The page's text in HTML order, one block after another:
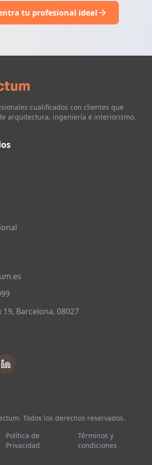
tu profesional ideal
cualificados con clientes que
arquitectura, ingeniería e interiorismo.
19, Barcelona, 08027
Todos los derechos reservados.
Política de
Privacidad
Términos y
condiciones